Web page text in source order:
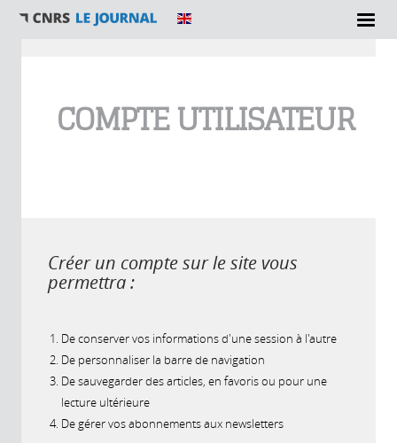
COMPTE UTILISATEUR
Créer un compte sur le site vous
permettra :
De conserver vos informations d'une session à l'autre
De personnaliser la barre de navigation
De sauvegarder des articles, en favoris ou pour une
lecture ultérieure
De gérer vos abonnements aux newsletters